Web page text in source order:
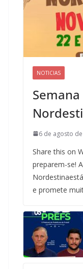
NOTICIAS
6 de agosto
Share this on
preparem-se!
e promete